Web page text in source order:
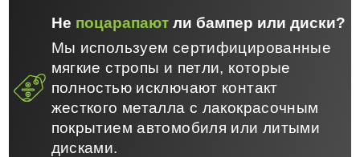
Не поцарапаютли бампер или диски?
Мы используем сертифицированные
мягкие стропы и петли, которые
полностью исключают контакт
жесткого металла с лакокрасочным
покрытием автомобиля или литыми
дисками.